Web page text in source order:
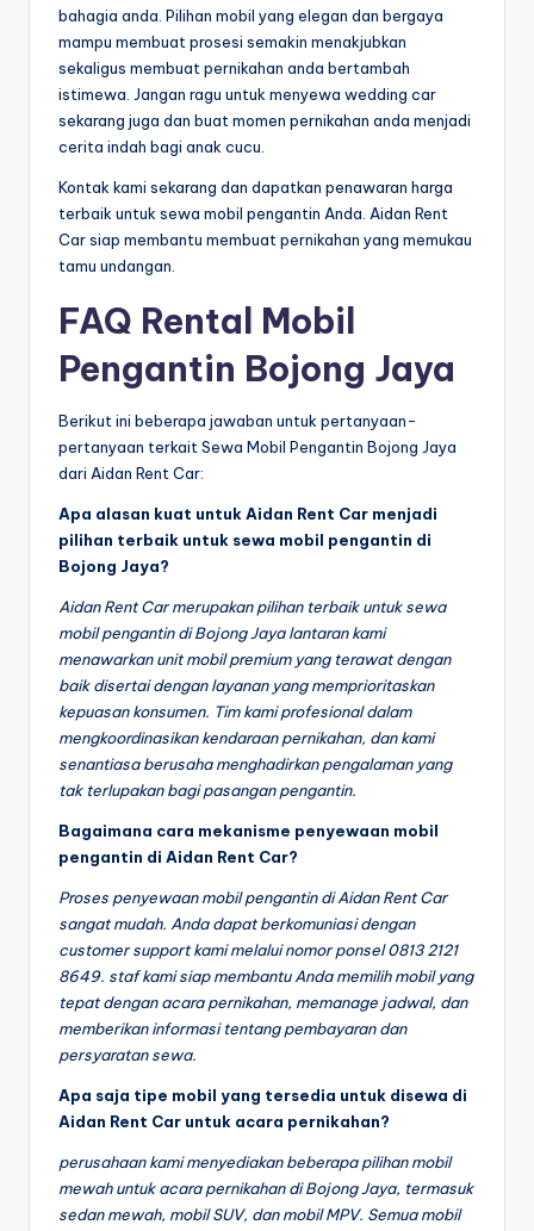
bahagia anda. Pilihan mobil yang elegan dan bergaya
mampu membuat prosesi semakin menakjubkan
sekaligus membuat pernikahan anda bertambah
istimewa. Jangan ragu untuk menyewa wedding car
sekarang juga dan buat momen pernikahan anda menjadi
cerita indah bagi anak cucu.
Kontak kami sekarang dan dapatkan penawaran harga
terbaik untuk sewa mobil pengantin Anda. Aidan Rent
Car siap membantu membuat pernikahan yang memukau
tamu undangan.
FAQ Rental Mobil
Pengantin Bojong Jaya
Berikut ini beberapa jawaban untuk pertanyaan-
pertanyaan terkait Sewa Mobil Pengantin Bojong Jaya
dari Aidan Rent Car:
Apa alasan kuat untuk Aidan Rent Car menjadi
pilihan terbaik untuk sewa mobil pengantin di
Bojong Jaya?
Aidan Rent Car merupakan pilihan terbaik untuk sewa
mobil pengantin di Bojong Jaya lantaran kami
menawarkan unit mobil premium yang terawat dengan
baik disertai dengan layanan yang memprioritaskan
kepuasan konsumen. Tim kami profesional dalam
mengkoordinasikan kendaraan pernikahan, dan kami
senantiasa berusaha menghadirkan pengalaman yang
tak terlupakan bagi pasangan pengantin.
Bagaimana cara mekanisme penyewaan mobil
pengantin di Aidan Rent Car?
Proses penyewaan mobil pengantin di Aidan Rent Car
sangat mudah. Anda dapat berkomuniasi dengan
customer support kami melalui nomor ponsel 0813 2121
8649. staf kami siap membantu Anda memilih mobil yang
tepat dengan acara pernikahan, memanage jadwal, dan
memberikan informasi tentang pembayaran dan
persyaratan sewa.
Apa saja tipe mobil yang tersedia untuk disewa di
Aidan Rent Car untuk acara pernikahan?
perusahaan kami menyediakan beberapa pilihan mobil
mewah untuk acara pernikahan di Bojong Jaya, termasuk
sedan mewah, mobil SUV, dan mobil MPV. Semua mobil